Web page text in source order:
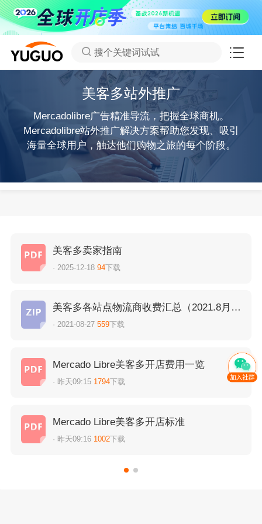
搜个关键词试试
美客多站外推广
Mercadolibre广告精准导流，把握全球商机。
Mercadolibre站外推广解决方案帮助您发现、吸引
海量全球用户，触达他们购物之旅的每个阶段。
美客多卖家指南
· 2025-12-18 94下载
美客多各站点物流商收费汇总（2021.8月更
新）
· 2021-08-27 559下载
Mercado Libre美客多开店费用一览
· 昨天09:15 1794下载
Mercado Libre美客多开店标准
· 昨天09:16 1002下载